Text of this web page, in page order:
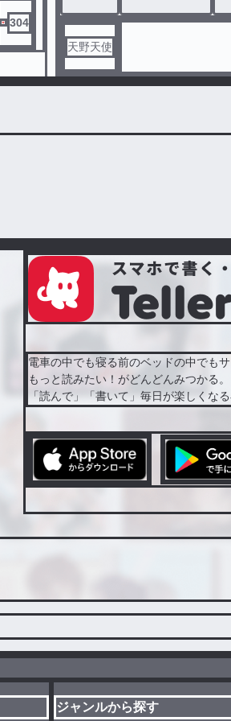
304
天野天使
電車の中でも寝る前のベッドの中でも
もっと読みたい！がどんどんみつかる。
「読んで」「書いて」毎日が楽しくな
ジャンルから探す